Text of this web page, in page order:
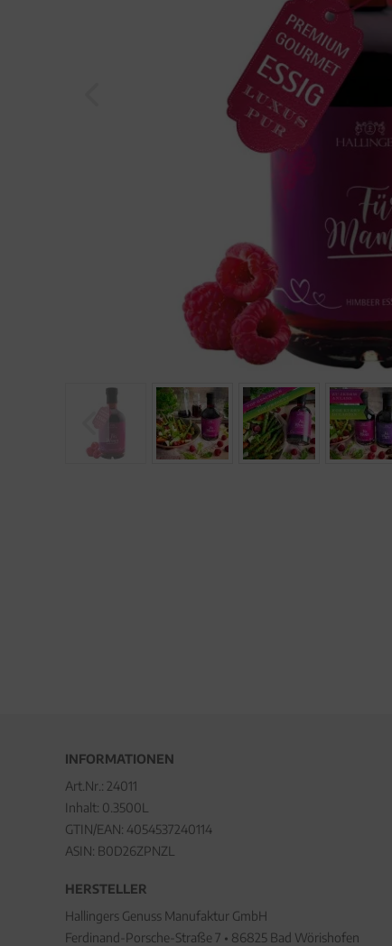
INFORMATIONEN
Art.Nr.: 24011
Inhalt: 0.3500L
GTIN/EAN: 4054537240114
ASIN: B0D26ZPNZL
HERSTELLER
Hallingers Genuss Manufaktur GmbH
Ferdinand-Porsche-Straße 7 • 86825 Bad Wörishofen